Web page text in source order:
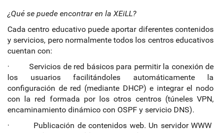
¿Qué se puede encontrar en la XEiLL?
Cada centro educativo puede aportar diferentes contenidos
y servicios, pero normalmente todos los centros educativos
cuentan con:
· Servicios de red básicos para permitir la conexión de
los usuarios facilitándoles automáticamente la
configuración de red (mediante DHCP) e integrar el nodo
con la red formada por los otros centros (túneles VPN,
encaminamiento dinámico con OSPF y servicio DNS).
· Publicación de contenidos web. Un servidor WWW